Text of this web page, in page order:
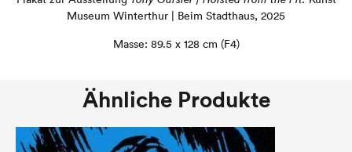
Museum Winterthur | Beim Stadthaus, 2025
Masse: 89.5 x 128 cm (F4)
Ähnliche Produkte